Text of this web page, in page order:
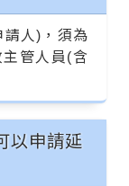
請人)，須為
管人員(含
以申請延